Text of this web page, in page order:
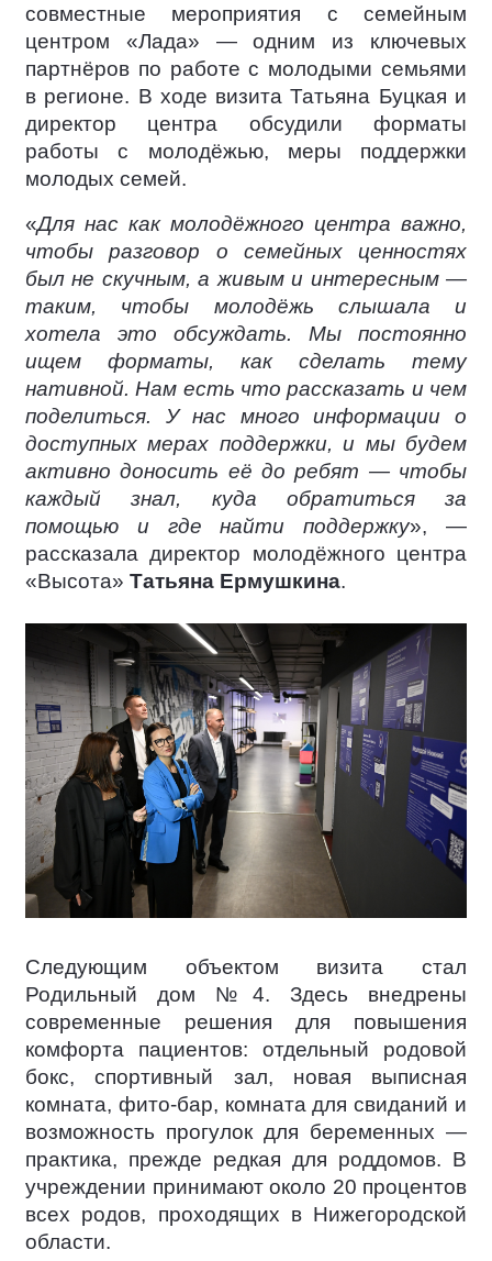
совместные мероприятия с семейным
центром «Лада» — одним из ключевых
партнёров по работе с молодыми семьями
в регионе. В ходе визита Татьяна Буцкая и
директор центра обсудили форматы
работы с молодёжью, меры поддержки
молодых семей.
«Для нас как молодёжного центра важно,
чтобы разговор о семейных ценностях
был не скучным, а живым и интересным —
таким, чтобы молодёжь слышала и
хотела это обсуждать. Мы постоянно
ищем форматы, как сделать тему
нативной. Нам есть что рассказать и чем
поделиться. У нас много информации о
доступных мерах поддержки, и мы будем
активно доносить её до ребят — чтобы
каждый знал, куда обратиться за
помощью и где найти поддержку», —
рассказала директор молодёжного центра
«Высота» Татьяна Ермушкина.
Следующим объектом визита стал
Родильный дом №4. Здесь внедрены
современные решения для повышения
комфорта пациентов: отдельный родовой
бокс, спортивный зал, новая выписная
комната, фито-бар, комната для свиданий и
возможность прогулок для беременных —
практика, прежде редкая для роддомов. В
учреждении принимают около 20 процентов
всех родов, проходящих в Нижегородской
области.